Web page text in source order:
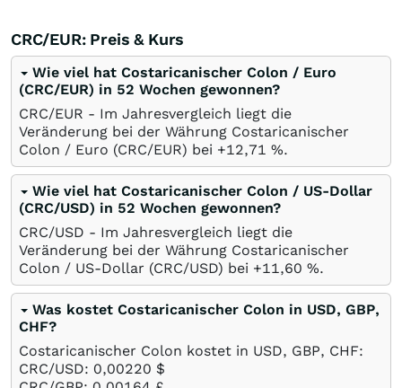
CRC/EUR: Preis & Kurs
Wie viel hat Costaricanischer Colon / Euro
(CRC/EUR) in 52 Wochen gewonnen?
CRC/EUR - Im Jahresvergleich liegt die
Veränderung bei der Währung Costaricanischer
Colon / Euro (CRC/EUR) bei +12,71 %.
Wie viel hat Costaricanischer Colon / US-Dollar
(CRC/USD) in 52 Wochen gewonnen?
CRC/USD - Im Jahresvergleich liegt die
Veränderung bei der Währung Costaricanischer
Colon / US-Dollar (CRC/USD) bei +11,60 %.
Was kostet Costaricanischer Colon in USD, GBP,
CHF?
Costaricanischer Colon kostet in USD, GBP, CHF:
CRC/USD: 0,00220 $